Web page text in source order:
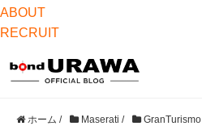
ABOUT
RECRUIT
ホーム / Maserati / GranTurismo